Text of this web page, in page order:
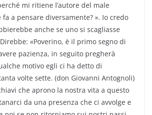
mi ritiene l’autore del male
fa a pensare diversamente? ». Io credo
anche se uno si scagliasse
«Poverino, è il primo segno di
pazienza, in seguito pregherà
motivo egli ci ha detto di
volte sette. (don Giovanni Antognoli)
che aprono la nostra vita a questo
da una presenza che ci avvolge e